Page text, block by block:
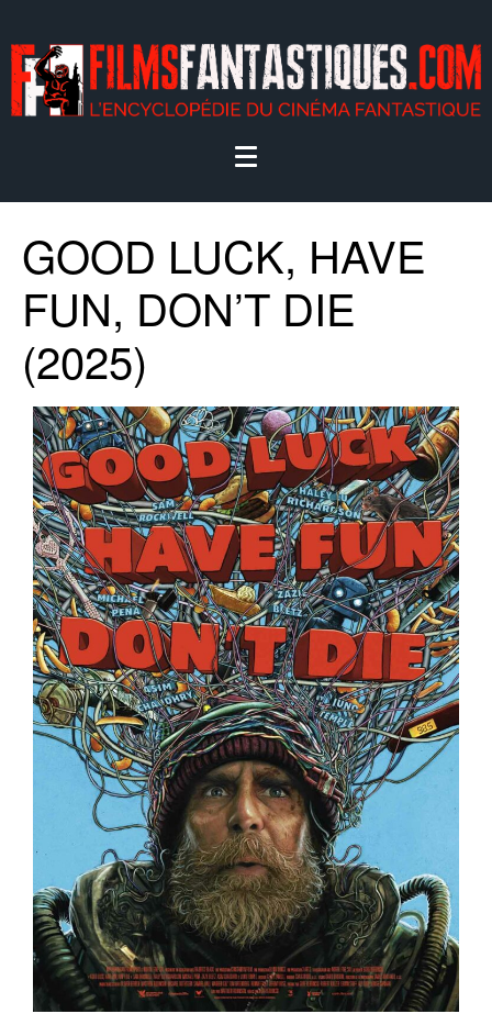
GOOD LUCK, HAVE
FUN, DON’T DIE
(2025)